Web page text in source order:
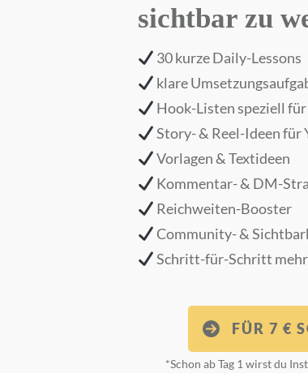
sichtbar zu
30 kurze Daily-Lessons
klare
Hook-Listen speziell
Story- & Reel-Ideen für
Vorlagen & Textideen
Kommentar- & DM-
Reichweiten-Booster
Community- &
Schritt-für-Schritt
FÜR 7 €
*Schon ab Tag 1 wirst du